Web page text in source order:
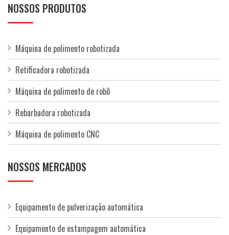
NOSSOS PRODUTOS
Máquina de polimento robotizada
Retificadora robotizada
Máquina de polimento de robô
Rebarbadora robotizada
Máquina de polimento CNC
NOSSOS MERCADOS
Equipamento de pulverização automática
Equipamento de estampagem automática